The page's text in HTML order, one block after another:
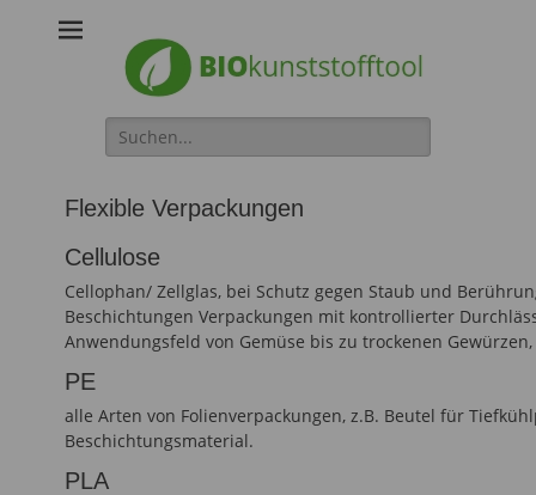
Search
for:
Flexible Verpackungen
Cellulose
Cellophan/ Zellglas, bei Schutz gegen Staub und
Beschichtungen Verpackungen mit kontrollierter
Anwendungsfeld von Gemüse bis zu trockenen
PE
alle Arten von Folienverpackungen, z.B. Beutel für
Beschichtungsmaterial.
PLA